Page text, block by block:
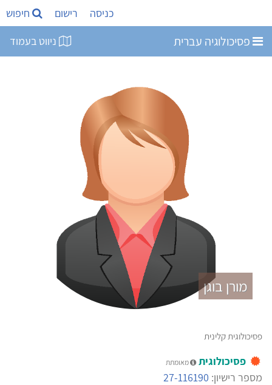
כניסה רישום חיפוש
פסיכולוגיה עברית ניווט בעמוד
מורן בוגן
פסיכולוגית קלינית
פסיכולוגית מאומתת
מספר רישיון: 27-116190